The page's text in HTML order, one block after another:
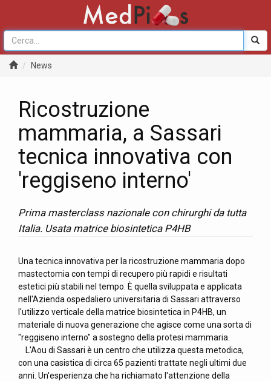
News
Ricostruzione
mammaria, a Sassari
tecnica innovativa con
'reggiseno interno'
Prima masterclass nazionale con chirurghi da tutta
Italia. Usata matrice biosintetica P4HB
Una tecnica innovativa per la ricostruzione mammaria dopo
mastectomia con tempi di recupero più rapidi e risultati
estetici più stabili nel tempo. È quella sviluppata e applicata
nell'Azienda ospedaliero universitaria di Sassari attraverso
l'utilizzo verticale della matrice biosintetica in P4HB, un
materiale di nuova generazione che agisce come una sorta di
"reggiseno interno" a sostegno della protesi mammaria.
L'Aou di Sassari è un centro che utilizza questa metodica,
con una casistica di circa 65 pazienti trattate negli ultimi due
anni. Un'esperienza che ha richiamato l'attenzione della